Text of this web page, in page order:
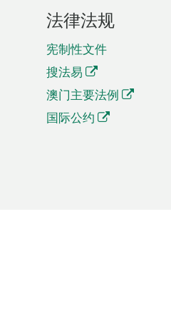
法律法规
宪制性文件
搜法易
澳门主要法例
国际公约